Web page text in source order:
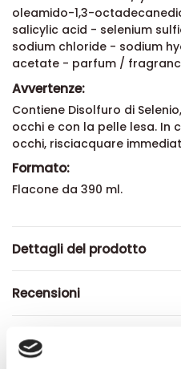
oleamido-1,3-
salicylic acid - selenium
sodium chloride - sodium
acetate - parfum /
Avvertenze:
Contiene Disolfuro di
occhi e con la pelle lesa. In
occhi, risciacquare
Formato:
Flacone da 390 ml.
Dettagli del prodotto
Recensioni